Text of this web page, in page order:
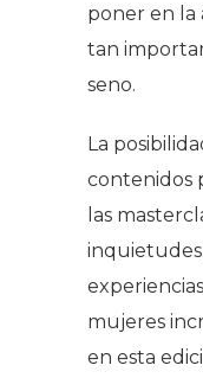
poner en la
tan
seno.
La
contenidos
las
inquietudes
mujeres
en esta